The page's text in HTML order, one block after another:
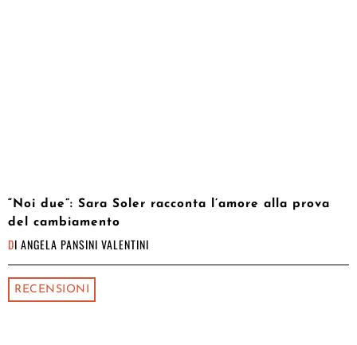
“Noi due”: Sara Soler racconta l’amore alla prova
del cambiamento
DI ANGELA PANSINI VALENTINI
RECENSIONI